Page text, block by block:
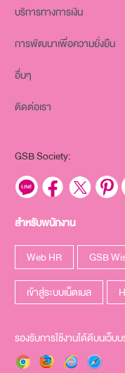
บริการทางการเงิน
การพัฒนาเพื่อความยั่งยืน
อื่นๆ
ติดต่อเรา
GSB Society:
สำหรับพนักงาน
Web HR GSB
เข้าสู่ระบบเน็ตเมล
รองรับการใช้งานได้ดีบนเว็บ